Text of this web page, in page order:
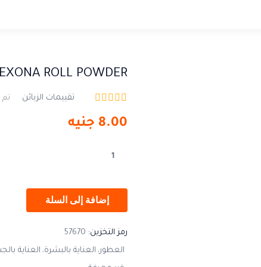
ROLL POWDER
تقييمات الزبائن تم
8.00 جنيه
إضافة إلى السلة
رمز التخزين: 57670
العطور العناية بالبشرة العناية